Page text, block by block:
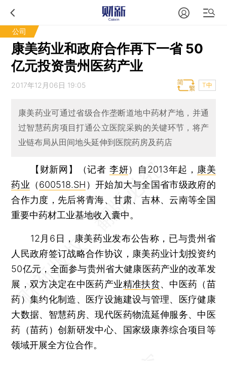
公司
康美药业和政府合作再下一省 50
亿元投资贵州医药产业
2017年12月06日 19:05 T中
康美药业可通过省级合作垄断道地中药材产地，并通
过智慧药房项目打通公立医院采购的关键环节，将产
业链布局从田间地头延伸到医院药房及药店
【财新网】（记者 李妍） 自2013年起， 康美
药业 （600518.SH ）开始加大与全国省市级政府的
合作力度，先后将青海、甘肃、吉林、云南等全国
重要中药材工业基地收入囊中。
12月6日，康美药业发布公告称，已与贵州省
人民政府签订战略合作协议，康美药业计划投资约
50亿元，全面参与贵州省大健康医药产业的改革发
展，双方决定在中医药产业精准扶贫、中医药（苗
药）集约化制造、医疗设施建设与管理、医疗健康
大数据、智慧药房、现代医药物流延伸服务、中医
药（苗药）创新研发中心、国家级康养综合项目等
领域开展全方位合作。